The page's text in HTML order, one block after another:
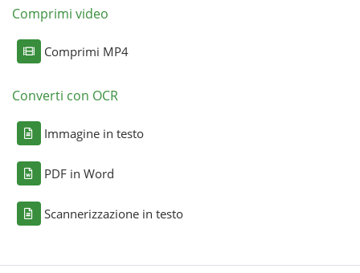
Comprimi video
Comprimi MP4
Converti con OCR
Immagine in testo
PDF in Word
Scannerizzazione in testo